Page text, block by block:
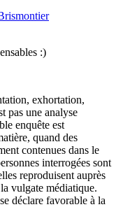
:)
exhortation,
pas une analyse
enquête est
quand des
contenues dans le
interrogées sont
reproduisent auprès
vulgate médiatique.
déclare favorable à la